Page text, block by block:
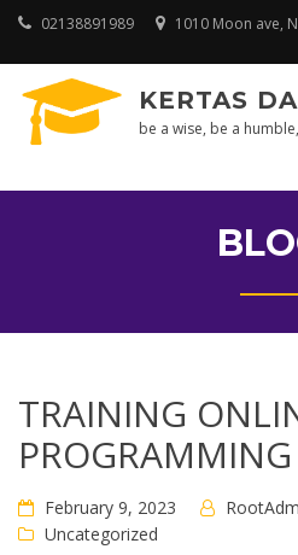
Skip
content
02138891989 1010 Moon ave,
KERTAS
be a wise, be a
TRAINING
PROGRAMMING
February 9, 2023
Uncategorized